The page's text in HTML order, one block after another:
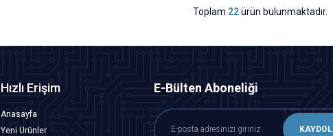
Toplam 22ürün bulunmaktadır.
Hızlı Erişim
Anasayfa
Yeni Ürünler
E-Bülten Aboneliği
KAYDOL